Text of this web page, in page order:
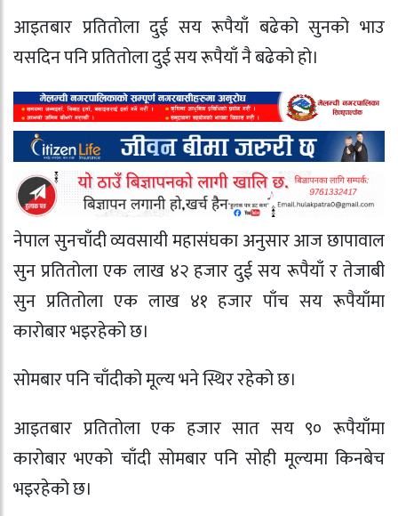
आइतबार प्रतितोला दुई सय रूपैयाँ बढेको सुनको भाउ
यसदिन पनि प्रतितोला दुई सय रूपैयाँ नै बढेको हो।
नेपाल सुनचाँदी व्यवसायी महासंघका अनुसार आज छापावाल
सुन प्रतितोला एक लाख ४२ हजार दुई सय रूपैयाँ र तेजाबी
सुन प्रतितोला एक लाख ४१ हजार पाँच सय रूपैयाँमा
कारोबार भइरहेको छ।
सोमबार पनि चाँदीको मूल्य भने स्थिर रहेको छ।
आइतबार प्रतितोला एक हजार सात सय ९० रूपैयाँमा
कारोबार भएको चाँदी सोमबार पनि सोही मूल्यमा किनबेच
भइरहेको छ।